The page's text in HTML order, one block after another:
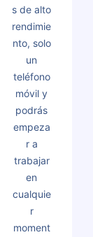
s de alto
rendimie
nto, solo
un
teléfono
móvil y
podrás
empeza
r a
trabajar
en
cualquie
r
moment